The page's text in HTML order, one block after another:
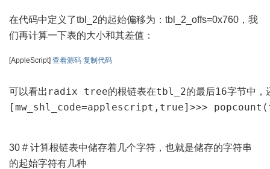
在代码中定义了tbl_2的起始偏移为：tbl_2_offs=0x760，我
们再计算一下表的大小和其差值：
[AppleScript] 查看源码 复制代码
可以看出radix tree的根链表在tbl_2的最后16字节中，
[mw_shl_code=applescript,true]>>>
30 # 计算根链表中储存着几个字符，也就是储存的字符串
的起始字符有几种